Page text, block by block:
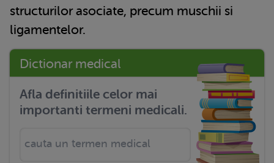
structurilor asociate, precum muschii si
ligamentelor.
Dictionar medical
Afla definitiile celor mai
importanti termeni medicali.